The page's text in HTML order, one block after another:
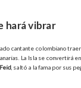
hará vibrar
cantante colombiano
La Isla se convertirá
Feid, saltó a la fama por sus